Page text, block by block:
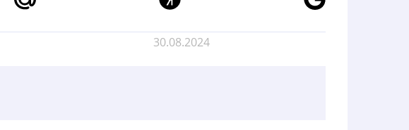
30.08.2024